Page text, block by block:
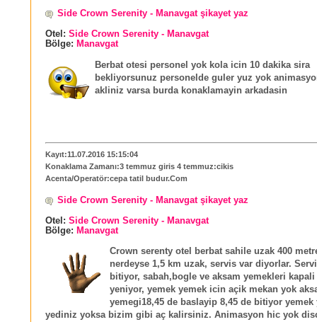
Side Crown Serenity - Manavgat şikayet yaz
Otel: Side Crown Serenity - Manavgat
Bölge: Manavgat
Berbat otesi personel yok kola icin 10 dakika sira
bekliyorsunuz personelde guler yuz yok
akliniz varsa burda konaklamayin arkadasin
Kayıt:11.07.2016 15:15:04
Konaklama Zamanı:3 temmuz giris 4 temmuz:cikis
Acenta/Operatör:cepa tatil budur.Com
Side Crown Serenity - Manavgat şikayet yaz
Otel: Side Crown Serenity - Manavgat
Bölge: Manavgat
Crown serenty otel berbat sahile uzak 400
nerdeyse 1,5 km uzak, servis var diyorlar.
bitiyor, sabah,bogle ve aksam yemekleri kapali
yeniyor, yemek yemek icin açik mekan yok
yemegi18,45 de baslayip 8,45 de bitiyor yemek
yediniz yoksa bizim gibi aç kalirsiniz. Animasyon hic yok